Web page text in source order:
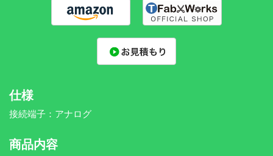
仕様
接続端子：アナログ
商品内容